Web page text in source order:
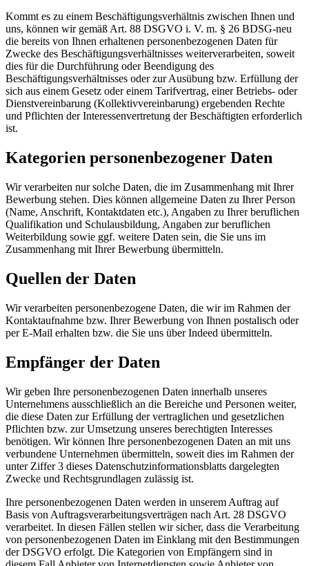
Kommt es zu einem Beschäftigungsverhältnis zwischen Ihnen und
uns, können wir gemäß Art. 88 DSGVO i. V. m. § 26 BDSG-neu
die bereits von Ihnen erhaltenen personenbezogenen Daten für
Zwecke des Beschäftigungsverhältnisses weiterverarbeiten, soweit
dies für die Durchführung oder Beendigung des
Beschäftigungsverhältnisses oder zur Ausübung bzw. Erfüllung der
sich aus einem Gesetz oder einem Tarifvertrag, einer Betriebs- oder
Dienstvereinbarung (Kollektivvereinbarung) ergebenden Rechte
und Pflichten der Interessenvertretung der Beschäftigten erforderlich
ist.
Kategorien personenbezogener Daten
Wir verarbeiten nur solche Daten, die im Zusammenhang mit Ihrer
Bewerbung stehen. Dies können allgemeine Daten zu Ihrer Person
(Name, Anschrift, Kontaktdaten etc.), Angaben zu Ihrer beruflichen
Qualifikation und Schulausbildung, Angaben zur beruflichen
Weiterbildung sowie ggf. weitere Daten sein, die Sie uns im
Zusammenhang mit Ihrer Bewerbung übermitteln.
Quellen der Daten
Wir verarbeiten personenbezogene Daten, die wir im Rahmen der
Kontaktaufnahme bzw. Ihrer Bewerbung von Ihnen postalisch oder
per E-Mail erhalten bzw. die Sie uns über Indeed übermitteln.
Empfänger der Daten
Wir geben Ihre personenbezogenen Daten innerhalb unseres
Unternehmens ausschließlich an die Bereiche und Personen weiter,
die diese Daten zur Erfüllung der vertraglichen und gesetzlichen
Pflichten bzw. zur Umsetzung unseres berechtigten Interesses
benötigen. Wir können Ihre personenbezogenen Daten an mit uns
verbundene Unternehmen übermitteln, soweit dies im Rahmen der
unter Ziffer 3 dieses Datenschutzinformationsblatts dargelegten
Zwecke und Rechtsgrundlagen zulässig ist.
Ihre personenbezogenen Daten werden in unserem Auftrag auf
Basis von Auftragsverarbeitungsverträgen nach Art. 28 DSGVO
verarbeitet. In diesen Fällen stellen wir sicher, dass die Verarbeitung
von personenbezogenen Daten im Einklang mit den Bestimmungen
der DSGVO erfolgt. Die Kategorien von Empfängern sind in